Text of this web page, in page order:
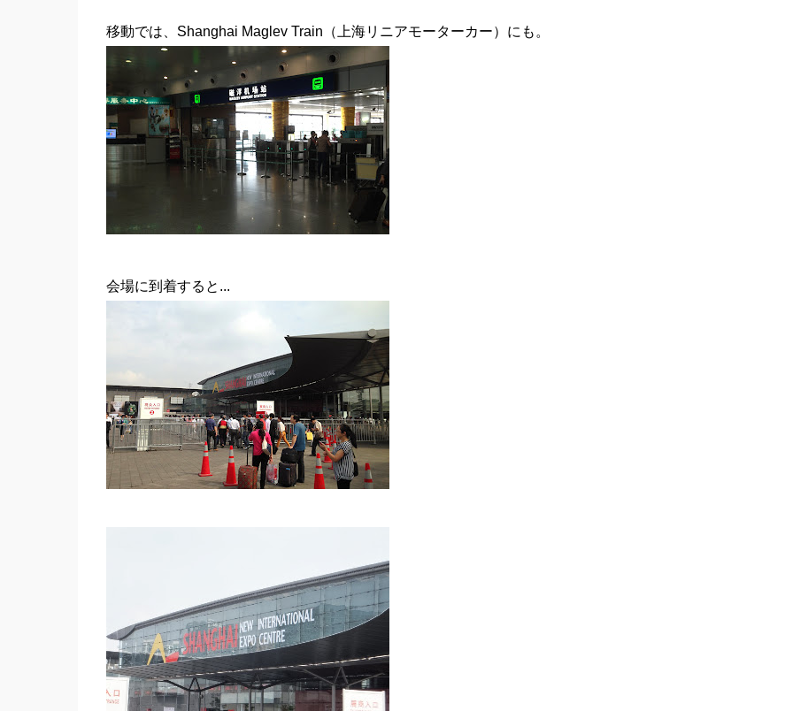
移動では、Shanghai Maglev Train（上海リニアモーターカー）にも。
会場に到着すると...